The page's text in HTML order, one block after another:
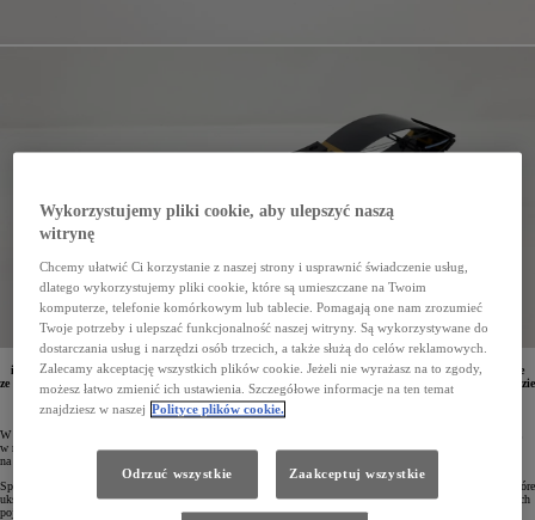
W tegorocznym rankingu Intellectual Property Owners Association Toyota zajęła czwarte miejsce
i pierwsze w branży motoryzacyjnej. Toyota od 9 lat zgłasza najwięcej patentów na nowe technologie
ze wszystkich producentów samochodów w USA. W 2022 roku zarejestrowała w amerykańskim urzędzie
patentowym 3056 wniosków. Ponad połowa przyznanych patentów dotyczyło technologii, które
ukształtują przyszłość motoryzacji.
W 2022 roku Toyota zarejestrowała w amerykańskim urzędzie patentowym 3056 wniosków, o 303 więcej niż
w roku ubiegłym. To sprawiło, że japoński koncern awansował w ogólnym rankingu firm wszystkich branż
na czwarte miejsce, najwyższe w dotychczasowej historii.
Spośród wszystkich zgłoszonych w 2022 roku patentów prawie połowa dotyczyła technologii przyszłości, które
ukształtują motoryzację w nadchodzących dekadach. 26% z nich to rozwiązania z dziedziny zelektryfikowanych
pojazdów, baterii i materiałów, a 14% koncentruje się na automatyzacji i bezpieczeństwie.
Wykorzystujemy pliki cookie, aby ulepszyć naszą
witrynę
Chcemy ułatwić Ci korzystanie z naszej strony i usprawnić świadczenie usług,
dlatego wykorzystujemy pliki cookie, które są umieszczane na Twoim
komputerze, telefonie komórkowym lub tablecie. Pomagają one nam zrozumieć
Twoje potrzeby i ulepszać funkcjonalność naszej witryny. Są wykorzystywane do
dostarczania usług i narzędzi osób trzecich, a także służą do celów reklamowych.
Zalecamy akceptację wszystkich plików cookie. Jeżeli nie wyrażasz na to zgody,
możesz łatwo zmienić ich ustawienia. Szczegółowe informacje na ten temat
znajdziesz w naszej Polityce plików cookie.
Odrzuć wszystkie Zaakceptuj wszystkie